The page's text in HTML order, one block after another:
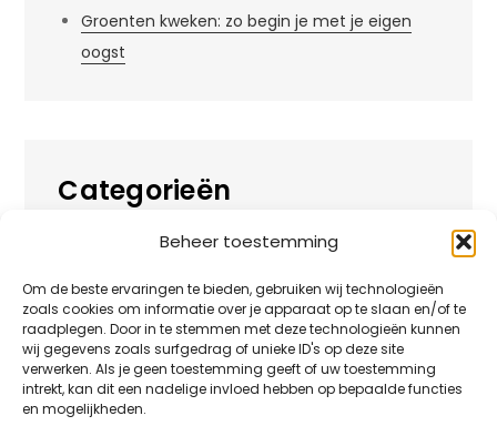
Beheer toestemming
Om de beste ervaringen te bieden, gebruiken wij technologieën
zoals cookies om informatie over je apparaat op te slaan en/of te
raadplegen. Door in te stemmen met deze technologieën kunnen
wij gegevens zoals surfgedrag of unieke ID's op deze site
verwerken. Als je geen toestemming geeft of uw toestemming
intrekt, kan dit een nadelige invloed hebben op bepaalde functies
en mogelijkheden.
Groenten kweken: zo begin je met je eigen
oogst
Categorieën
Huis
Overig
Tuin
Vrije tijd